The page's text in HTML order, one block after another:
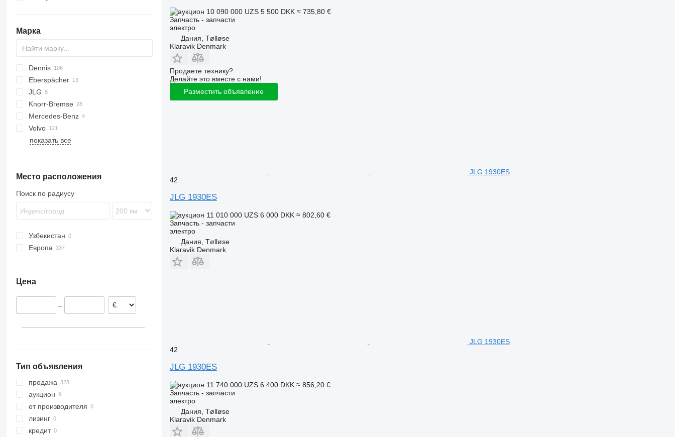
Марка
Dennis
Eagle
Eberspächer
GS
JLG
1930
2646
3246
Knorr-Bremse
Mercedes-Benz
Atego
Volvo
B-series
показать все
Место расположения
Поиск по радиусу
Узбекистан
Европа
Нидерланды
Италия
Цена
–
Тип объявления
продажа
аукцион
от производителя
лизинг
кредит
10 090 000 UZS 5 500 DKK ≈ 735,80 €
Запчасть - запчасти
электро
Дания, Tølløse
Klaravik Denmark
Продаете технику?
Делайте это вместе с нами!
Разместить объявление
JLG 1930ES
42
JLG 1930ES
11 010 000 UZS 6 000 DKK ≈ 802,60 €
Запчасть - запчасти
электро
Дания, Tølløse
Klaravik Denmark
JLG 1930ES
42
JLG 1930ES
11 740 000 UZS 6 400 DKK ≈ 856,20 €
Запчасть - запчасти
электро
Дания, Tølløse
Klaravik Denmark